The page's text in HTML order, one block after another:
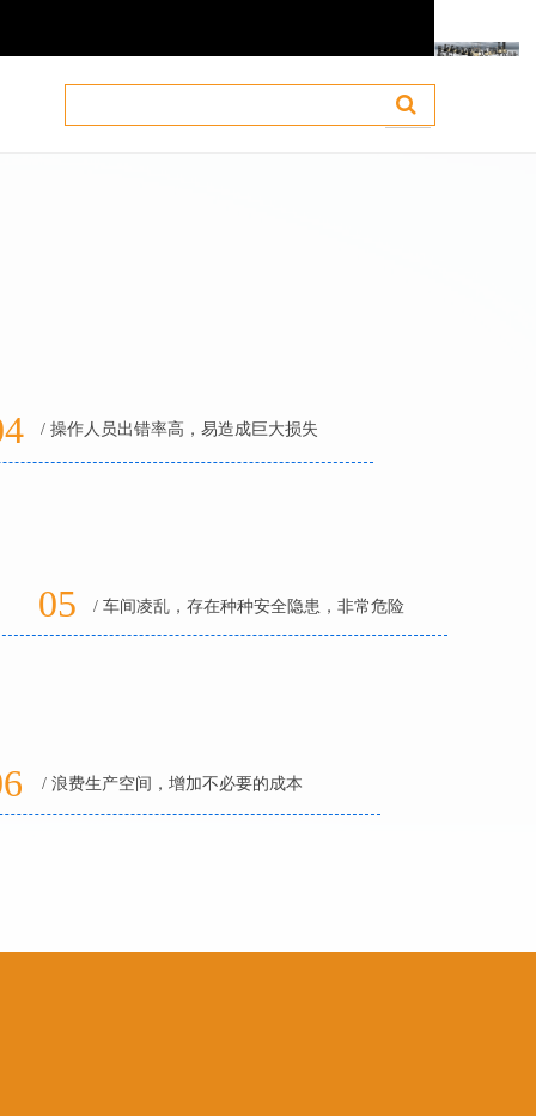
/ 操作人员出错率高，易造成巨大损失
05 / 车间凌乱，存在种种安全隐患，非常危险
/ 浪费生产空间，增加不必要的成本